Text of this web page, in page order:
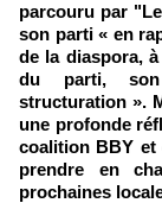
parcouru par
son parti « en
de la diaspora,
du parti, son
structuration ».
une profonde
coalition BBY et
prendre en
prochaines